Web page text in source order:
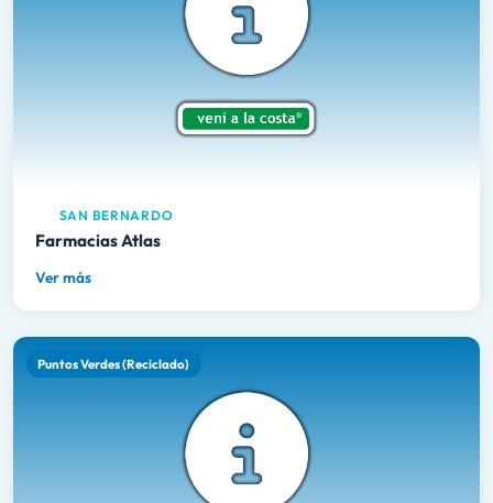
SAN BERNARDO
Farmacias Atlas
Ver más
Puntos Verdes (Reciclado)